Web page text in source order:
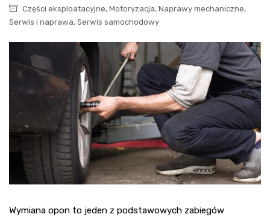
Części eksploatacyjne, Motoryzacja, Naprawy mechaniczne,
Serwis i naprawa, Serwis samochodowy
Wymiana opon to jeden z podstawowych zabiegów